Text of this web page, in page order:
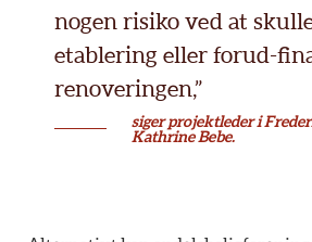
nogen risiko ved at
etablering eller forud-
renoveringen,”
siger projektleder i
Kathrine Bebe.